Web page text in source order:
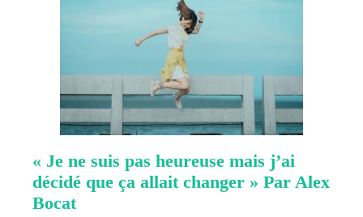
« Je ne suis pas heureuse mais j’ai
décidé que ça allait changer » Par Alex
Bocat